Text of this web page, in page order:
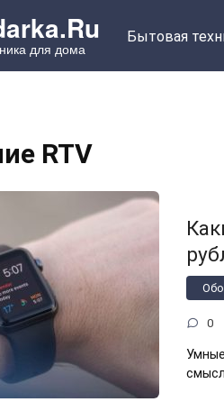
для дома
Бытовая
RTV
0